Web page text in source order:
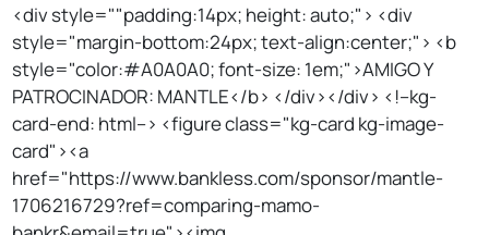
<div style=""padding:14px; height: auto;"> <div
style="margin-bottom:24px; text-align:center;"> <b
style="color:#A0A0A0; font-size: 1em;">AMIGO Y
PATROCINADOR: MANTLE</b> </div></div> <!--kg-
card-end: html--> <figure class="kg-card kg-image-
card"><a
href="https://www.bankless.com/sponsor/mantle-
1706216729?ref=comparing-mamo-